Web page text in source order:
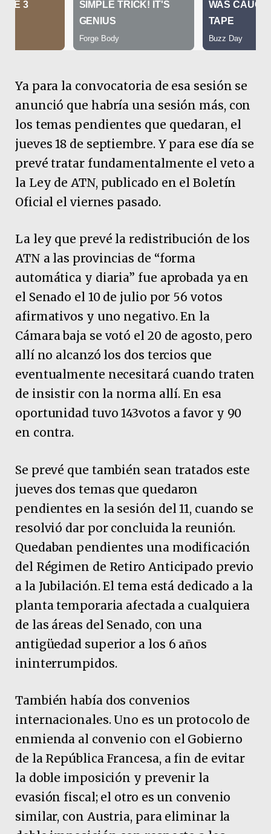
Ya para la convocatoria de esa sesión se
anunció que habría una sesión más, con
los temas pendientes que quedaran, el
jueves 18 de septiembre. Y para ese día se
prevé tratar fundamentalmente el veto a
la Ley de ATN, publicado en el Boletín
Oficial el viernes pasado.
La ley que prevé la redistribución de los
ATN a las provincias de “forma
automática y diaria” fue aprobada ya en
el Senado el 10 de julio por 56 votos
afirmativos y uno negativo. En la
Cámara baja se votó el 20 de agosto, pero
allí no alcanzó los dos tercios que
eventualmente necesitará cuando traten
de insistir con la norma allí. En esa
oportunidad tuvo 143votos a favor y 90
en contra.
Se prevé que también sean tratados este
jueves dos temas que quedaron
pendientes en la sesión del 11, cuando se
resolvió dar por concluida la reunión.
Quedaban pendientes una modificación
del Régimen de Retiro Anticipado previo
a la Jubilación. El tema está dedicado a la
planta temporaria afectada a cualquiera
de las áreas del Senado, con una
antigüedad superior a los 6 años
ininterrumpidos.
También había dos convenios
internacionales. Uno es un protocolo de
enmienda al convenio con el Gobierno
de la República Francesa, a fin de evitar
la doble imposición y prevenir la
evasión fiscal; el otro es un convenio
similar, con Austria, para eliminar la